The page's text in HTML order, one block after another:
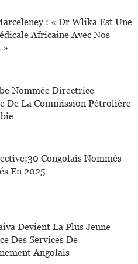
: « Dr Wlika Est Une
Africaine Avec Nos
»
Nommée Directrice
De La Commission Pétrolière
Congolais Nommés
En 2025
Devient La Plus Jeune
Des Services De
Angolais